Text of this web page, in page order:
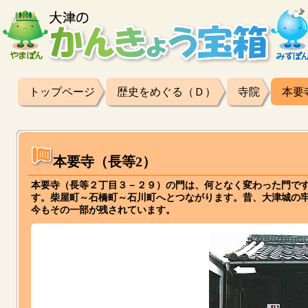
トップページ 歴史をめぐる（Ｄ） 寺院 本要
本要寺（長等2）
本要寺（長等２丁目３－２９）の門は、何となく変わった門
す。柴屋町～石橋町～石川町へとつながります。昔、大津城
今もその一部が残されています。